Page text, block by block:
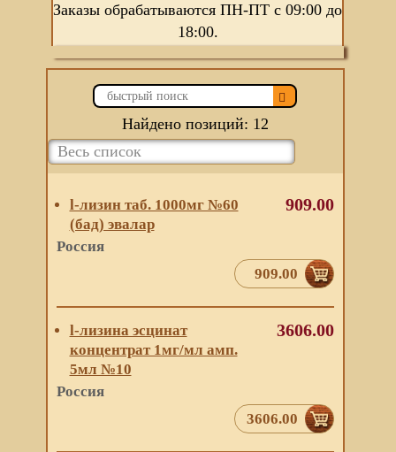
Заказы обрабатываются ПН-ПТ с 09:00 до
18:00.
Найдено позиций: 12
l-лизин таб. 1000мг №60
(бад) эвалар
Россия
909.00
909.00
l-лизина эсцинат
концентрат 1мг/мл амп.
5мл №10
Россия
3606.00
3606.00